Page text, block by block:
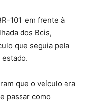
101, em frente à
dos Bois,
que seguia pela
que o veículo era
passar como